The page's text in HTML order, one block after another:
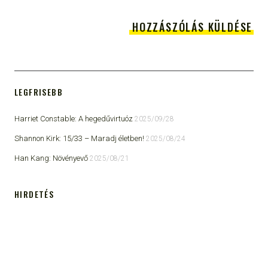
LEGFRISEBB
Harriet Constable: A hegedűvirtuóz 2025/09/28
Shannon Kirk: 15/33 ​– Maradj életben! 2025/08/24
Han Kang: Növényevő 2025/08/21
HIRDETÉS